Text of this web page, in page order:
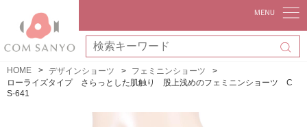
HOME デザインショーツ
フェミニンショーツ
ローライズタイプ さらっとした肌触り 股上浅めのフェミニンショーツ C
S-641